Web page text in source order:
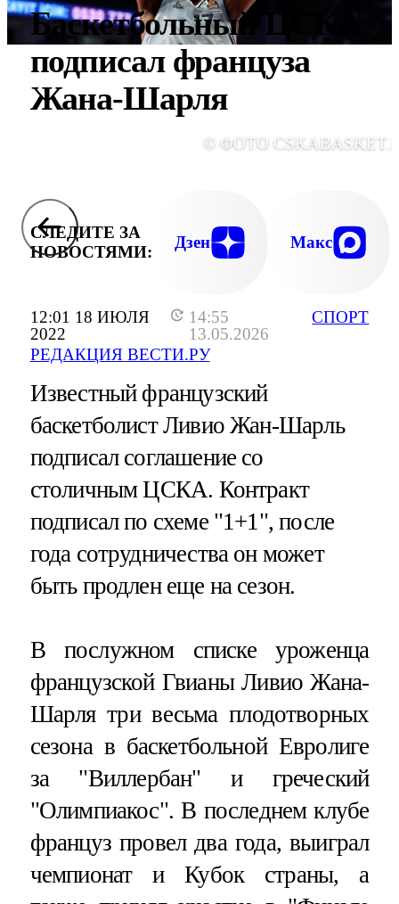
12:01 18 ИЮЛЯ
2022
14:55
13.05.2026
РЕДАКЦИЯ ВЕСТИ.РУ
СПОРТ
Баскетбольный ЦСКА
подписал француза
Жана-Шарля
© ФОТО
СЛЕДИТЕ ЗА
НОВОСТЯМИ:
Дзен Макс
Известный французский
баскетболист Ливио Жан-Шарль
подписал соглашение со
столичным ЦСКА. Контракт
подписал по схеме "1+1", после
года сотрудничества он может
быть продлен еще на сезон.
В послужном списке уроженца
французской Гвианы Ливио Жана-
Шарля три весьма плодотворных
сезона в баскетбольной Евролиге
за "Виллербан" и греческий
"Олимпиакос". В последнем клубе
француз провел два года, выиграл
чемпионат и Кубок страны, а